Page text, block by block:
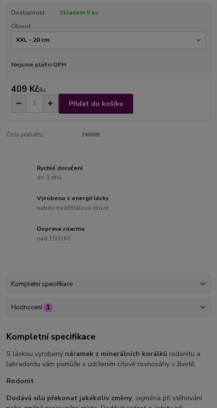
Dostupnost
Skladem 5 ks
Obvod
Nejsme plátci DPH
409 Kč/ks
Přidat do košíku
Číslo produktu: 74NRR
Rychlé doručení
do 3 dnů
Vyrobeno s energií lásky
nabito na kříšťálové drúze
Doprava zdarma
nad 1500 Kč
Kompletní specifikace
Hodnocení 1
Kompletní specifikace
S láskou vyrobený náramek z minerálních korálků rodonitu a
labradoritu vám pomůže s udržením citové rovnováhy v životě.
Rodonit
Dodává sílu překonat jakékoliv změny, zejména při stěhování